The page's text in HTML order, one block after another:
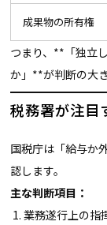
成果物の所有権
つまり、**「独立
か」**が判断の大
税務署が注目
国税庁は「給与か
認します。
主な判断項目：
業務遂行上の指